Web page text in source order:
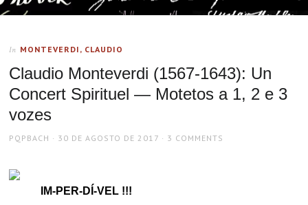
In MONTEVERDI, CLAUDIO
Claudio Monteverdi (1567-1643): Un
Concert Spirituel — Motetos a 1, 2 e 3
vozes
AUTHOR
PQPBACH
POSTED
30 DE AGOSTO DE 2017 3 COMMENTS
IM-PER-DÍ-VEL !!!